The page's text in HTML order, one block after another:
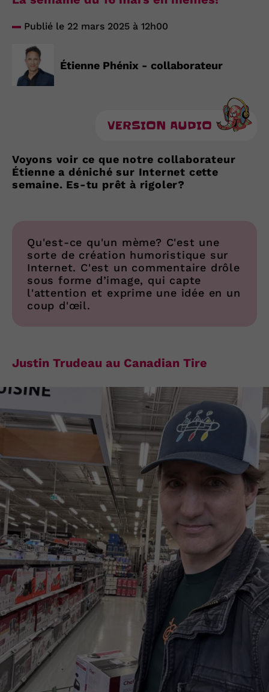
Publié le 22 mars 2025 à 12h00
Étienne Phénix - collaborateur
VERSION AUDIO
Voyons voir ce que notre collaborateur
Étienne a déniché sur Internet cette
semaine. Es-tu prêt à rigoler?
Qu'est-ce qu'un mème? C'est une
sorte de création humoristique sur
Internet. C'est un commentaire drôle
sous forme d’image, qui capte
l'attention et exprime une idée en un
coup d'œil.
Justin Trudeau au Canadian Tire